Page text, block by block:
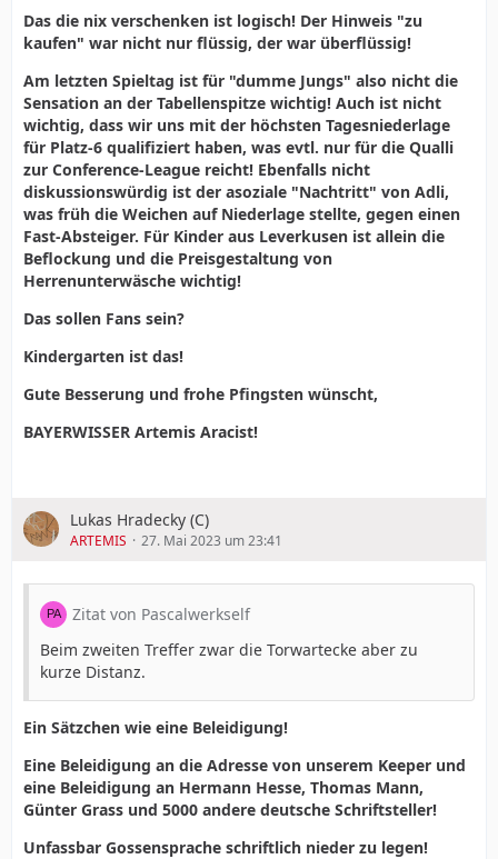
Das die nix verschenken ist logisch! Der Hinweis "zu
kaufen" war nicht nur flüssig, der war überflüssig!
Am letzten Spieltag ist für "dumme Jungs" also nicht die
Sensation an der Tabellenspitze wichtig! Auch ist nicht
wichtig, dass wir uns mit der höchsten Tagesniederlage
für Platz-6 qualifiziert haben, was evtl. nur für die Qualli
zur Conference-League reicht! Ebenfalls nicht
diskussionswürdig ist der asoziale "Nachtritt" von Adli,
was früh die Weichen auf Niederlage stellte, gegen einen
Fast-Absteiger. Für Kinder aus Leverkusen ist allein die
Beflockung und die Preisgestaltung von
Herrenunterwäsche wichtig!
Das sollen Fans sein?
Kindergarten ist das!
Gute Besserung und frohe Pfingsten wünscht,
BAYERWISSER Artemis Aracist!
Lukas Hradecky (C)
ARTEMIS 27. Mai 2023 um 23:41
Zitat von Pascalwerkself
Beim zweiten Treffer zwar die Torwartecke aber zu
kurze Distanz.
Ein Sätzchen wie eine Beleidigung!
Eine Beleidigung an die Adresse von unserem Keeper und
eine Beleidigung an Hermann Hesse, Thomas Mann,
Günter Grass und 5000 andere deutsche Schriftsteller!
Unfassbar Gossensprache schriftlich nieder zu legen!